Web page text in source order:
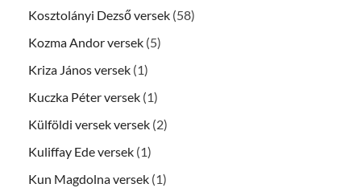
Kosztolányi Dezső versek (58)
Kozma Andor versek (5)
Kriza János versek (1)
Kuczka Péter versek (1)
Külföldi versek versek (2)
Kuliffay Ede versek (1)
Kun Magdolna versek (1)